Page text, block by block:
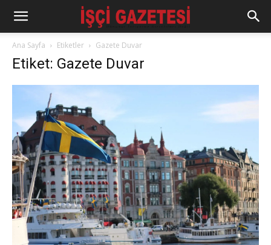
Ana Sayfa Etiketler Gazete Duvar
Etiket: Gazete Duvar